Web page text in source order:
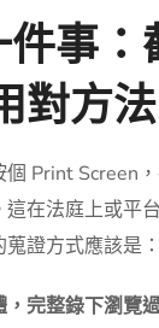
事：
對方法
Print Screen
在法庭上或平
證方式應該是：
完整錄下瀏覽